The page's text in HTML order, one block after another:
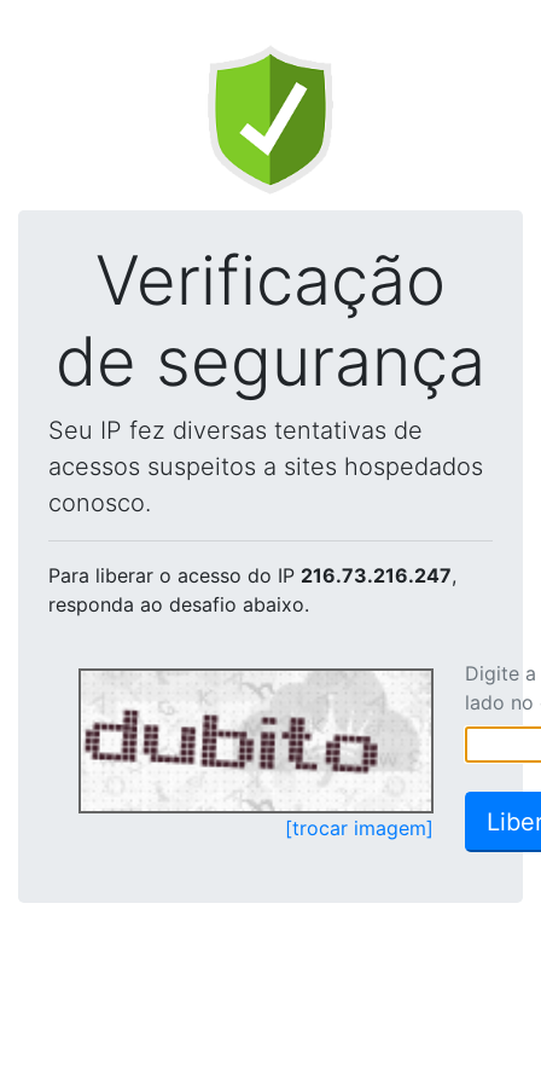
Verificação
de segurança
Seu IP fez diversas tentativas de
acessos suspeitos a sites hospedados
conosco.
Para liberar o acesso do IP 216.73.216.247,
responda ao desafio abaixo.
[trocar imagem]
Digite
lado no